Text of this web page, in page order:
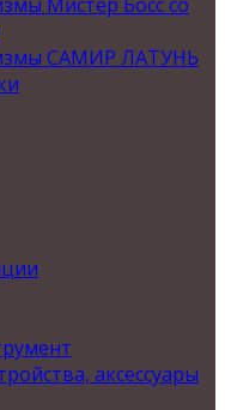
САМИР ЛАТУНЬ
аксессуары